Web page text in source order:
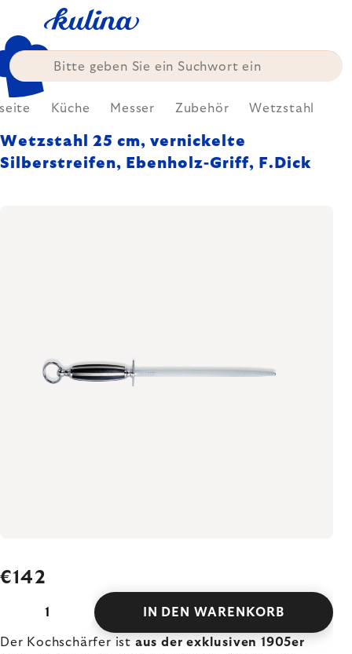
springen
Küche Messer Zubehör Wetzstahl
Wetzstahl 25 cm, vernickelte
Silberstreifen, Ebenholz-Griff, F.Dick
€142
IN DEN WARENKORB
Der Kochschärfer ist aus der exklusiven 1905er